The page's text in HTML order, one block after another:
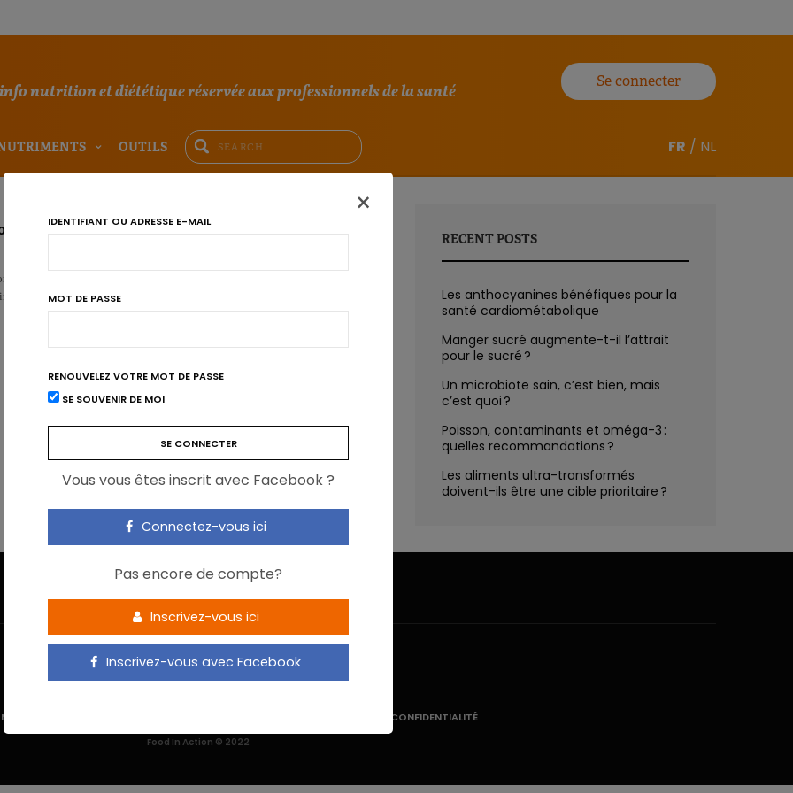
nutrition et diététique réservée aux professionnels de la santé
Se connecter
OUTILS FR / NL
aussi utiles pour le personnel soignant
se déclinant sous toutes les formes et toutes les couleurs sont
RECENT POSTS
Les anthocyanines bénéfiques pour la
santé cardiométabolique
Manger sucré augmente-t-il l’attrait
pour le sucré ?
Un microbiote sain, c’est bien, mais
c’est quoi ?
Poisson, contaminants et oméga-3 :
quelles recommandations ?
Les aliments ultra-transformés
doivent-ils être une cible prioritaire ?
×
IDENTIFIANT OU ADRESSE E-MAIL
MOT DE PASSE
RENOUVELEZ VOTRE MOT DE PASSE
SE SOUVENIR DE MOI
Vous vous êtes inscrit avec Facebook ?
Connectez-vous ici
Pas encore de compte?
Inscrivez-vous ici
Inscrivez-vous avec Facebook
POLITIQUE DE CONFIDENTIALITÉ
Food In Action © 2022